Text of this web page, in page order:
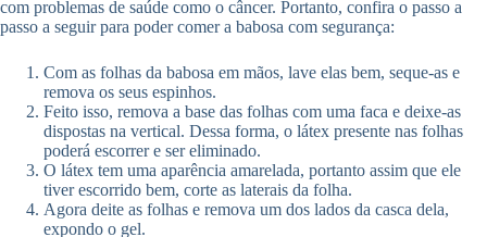
com problemas de saúde como o câncer. Portanto, confira o passo a
passo a seguir para poder comer a babosa com segurança:
Com as folhas da babosa em mãos, lave elas bem, seque-as e
remova os seus espinhos.
Feito isso, remova a base das folhas com uma faca e deixe-as
dispostas na vertical. Dessa forma, o látex presente nas folhas
poderá escorrer e ser eliminado.
O látex tem uma aparência amarelada, portanto assim que ele
tiver escorrido bem, corte as laterais da folha.
Agora deite as folhas e remova um dos lados da casca dela,
expondo o gel.